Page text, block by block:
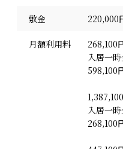
敷金 220,000
月額利用料
268,100
入居一
598,100
入居一
268,100